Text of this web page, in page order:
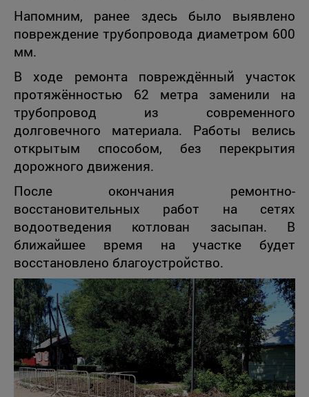
Напомним, ранее здесь было выявлено
повреждение трубопровода диаметром 600
мм.
В ходе ремонта повреждённый участок
протяжённостью 62 метра заменили на
трубопровод из современного
долговечного материала. Работы велись
открытым способом, без перекрытия
дорожного движения.
После окончания ремонтно-
восстановительных работ на сетях
водоотведения котлован засыпан. В
ближайшее время на участке будет
восстановлено благоустройство.